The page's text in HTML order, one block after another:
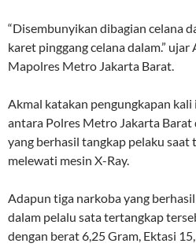
“Disembunyikan dibagian celana
karet pinggang celana dalam.”
Mapolres Metro Jakarta Barat.
Akmal katakan pengungkapan kali
antara Polres Metro Jakarta Barat
yang berhasil tangkap pelaku
melewati mesin X-Ray.
Adapun tiga narkoba yang
dalam pelalu sata tertangkap
dengan berat 6,25 Gram, Ektasi